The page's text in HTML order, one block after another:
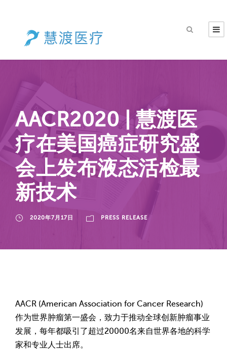
AACR2020 | 慧渡医
疗在美国癌症研究盛
会上发布液态活检最
新技术
2020年7月17日 PRESS RELEASE
AACR (American Association for Cancer Research)
作为世界肿瘤第一盛会，致力于推动全球创新肿瘤事业
发展，每年都吸引了超过20000名来自世界各地的科学
家和专业人士出席。